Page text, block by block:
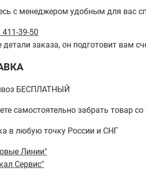
с менеджером удобным для вас
39-50
детали заказа, он подготовит вам
БЕСПЛАТНЫЙ
самостоятельно забрать товар
в любую точку России и СНГ
Линии"
Сервис"